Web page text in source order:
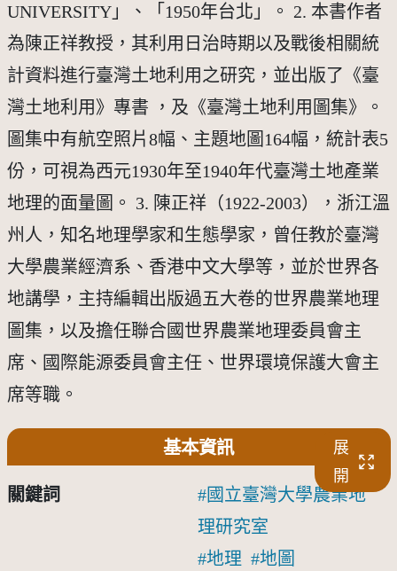
UNIVERSITY」、「1950年台北」。 2. 本書作者
為陳正祥教授，其利用日治時期以及戰後相關統
計資料進行臺灣土地利用之研究，並出版了《臺
灣土地利用》專書 ，及《臺灣土地利用圖集》。
圖集中有航空照片8幅、主題地圖164幅，統計表5
份，可視為西元1930年至1940年代臺灣土地產業
地理的面量圖。 3. 陳正祥（1922-2003），浙江溫
州人，知名地理學家和生態學家，曾任教於臺灣
大學農業經濟系、香港中文大學等，並於世界各
地講學，主持編輯出版過五大卷的世界農業地理
圖集，以及擔任聯合國世界農業地理委員會主
席、國際能源委員會主任、世界環境保護大會主
席等職。
基本資訊
展
開
關鍵詞
國立臺灣大學農業地
理研究室
地理
地圖